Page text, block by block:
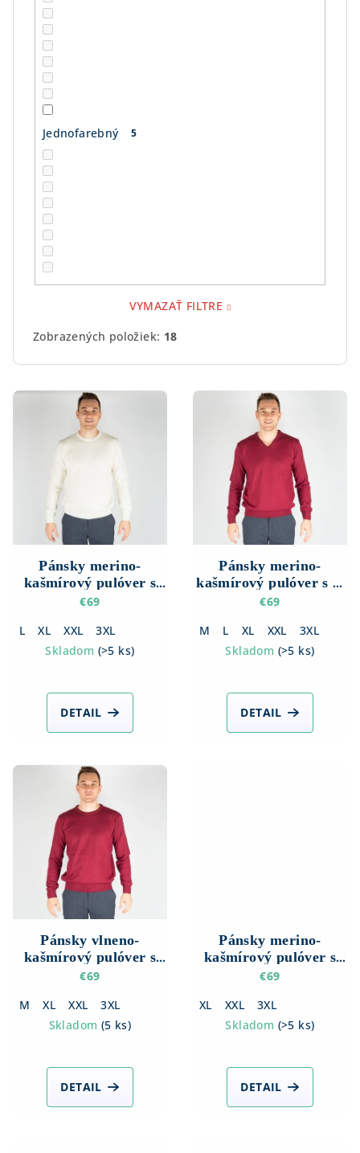
Jednofarebný 5
VYMAZAŤ FILTRE
Zobrazených položiek: 18
V
o
Pánsky merino-
kašmírový pulóver s
okrúhlym výstrihom
€69
L
XL XXL
3XL
Skladom (>5 ks)
DETAIL
Pánsky merino-
kašmírový pulóver s V
výstrihom
€69
M
L XL XXL
3XL
Skladom (>5 ks)
DETAIL
Pánsky vlneno-
kašmírový pulóver s
okrúhlym výstrihom
€69
M
XL XXL
3XL
Skladom (5 ks)
DETAIL
Pánsky merino-
kašmírový pulóver s
okrúhlym výstrihom
€69
XL
XXL
3XL
Skladom (>5 ks)
DETAIL